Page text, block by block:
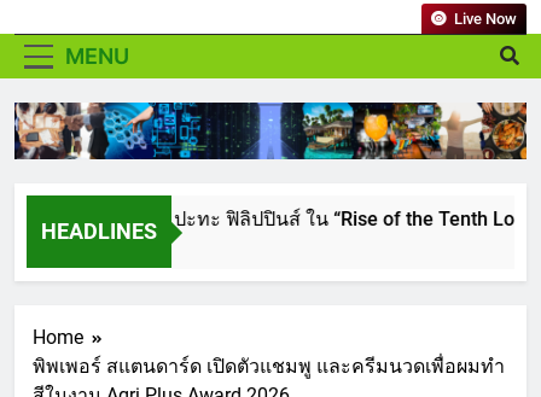
คุ้มครองค่ารักษาเจ็บป่วย-อุบัติเหตุสูงสุด 5 ล้าน มีแผน
ประกันเลือกได้ 3-25 เดือน
สถาบันเทคโนโลยีไทย-ญี่ปุ่น (TNI: Thai-Nichi) ฉลอง
ครบรอบ 19ปี จัดงาน “TNI Day 2026” ประกาศความ
เป็นผู้นำด้านสถาบันการศึกษา ที่มุ่งมั่น พร้อมพัฒนา
PIPPER STANDARD® เปิดตัวแชมพูอาบน้ำ และ โฟม
อาบแห้งสัตว์เลี้ยง ชูนวัตกรรมพลังธรรมชาติ “Zero-
Residue” เลียขนได้ ปลอดภัย ไร้สารตกค้าง
MENU
Live Now
HEADLINES LORDNINE จัดศึกคนดังสายเกม ไทย ปะทะ ฟิลิปปินส์
Home
พิพเพอร์ สแตนดาร์ด เปิดตัวแชมพู และครีมนวดเพื่อผมทำ